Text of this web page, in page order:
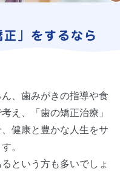
」 をするなら
、歯みがきの指導や食
え、「歯の矯正治療」
健康と豊かな人生をサ
。
という方も多いでしょ